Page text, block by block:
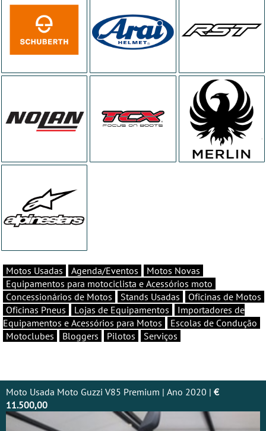
Motos Usadas Agenda/Eventos
Motos Novas
Equipamentos para motociclista e Acessórios moto
Concessionários de Motos
Stands Usadas
Oficinas de Motos
Oficinas Pneus
Lojas de Equipamentos
Importadores de
Equipamentos e Acessórios para Motos
Escolas de Condução
Motoclubes
Bloggers Pilotos Serviços
Moto Usada Moto Guzzi V85 Premium | Ano 2020 | €
11.500,00